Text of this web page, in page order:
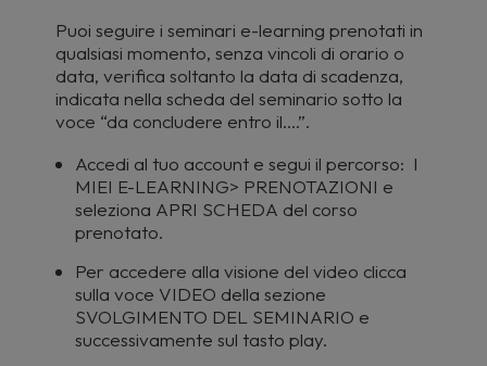
Puoi seguire i seminari e-learning prenotati in
qualsiasi momento, senza vincoli di orario o
data, verifica soltanto la data di scadenza,
indicata nella scheda del seminario sotto la
voce “da concludere entro il….”.
Accedi al tuo account e segui il percorso: I
MIEI E-LEARNING> PRENOTAZIONI e
seleziona APRI SCHEDA del corso
prenotato.
Per accedere alla visione del video clicca
sulla voce VIDEO della sezione
SVOLGIMENTO DEL SEMINARIO e
successivamente sul tasto play.